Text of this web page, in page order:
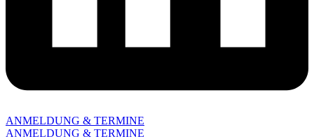
ANMELDUNG & TERMINE
ANMELDUNG & TERMINE